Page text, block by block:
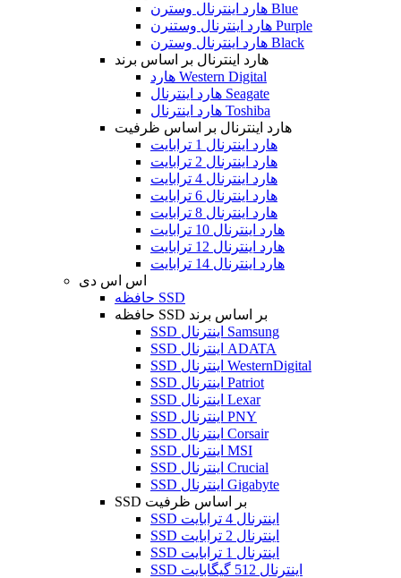
هارد اینترنال وسترن Blue
هارد اینترنال وستنرن Purple
هارد اینترنال وسترن Black
هارد اینترنال بر اساس برند
هارد Western Digital
هارد اینترنال Seagate
هارد اینترنال Toshiba
هارد اینترنال بر اساس ظرفیت
هارد اینترنال 1 ترابایت
هارد اینترنال 2 ترابایت
هارد اینترنال 4 ترابایت
هارد اینترنال 6 ترابایت
هارد اینترنال 8 ترابایت
هارد اینترنال 10 ترابایت
هارد اینترنال 12 ترابایت
هارد اینترنال 14 ترابایت
اس اس دی
حافظه SSD
حافظه SSD بر اساس برند
SSD اینترنال Samsung
SSD اینترنال ADATA
SSD اینترنال WesternDigital
SSD اینترنال Patriot
SSD اینترنال Lexar
SSD اینترنال PNY
SSD اینترنال Corsair
SSD اینترنال MSI
SSD اینترنال Crucial
SSD اینترنال Gigabyte
SSD بر اساس ظرفیت
SSD اینترنال 4 ترابایت
SSD اینترنال 2 ترابایت
SSD اینترنال 1 ترابایت
SSD اینترنال 512 گیگابایت